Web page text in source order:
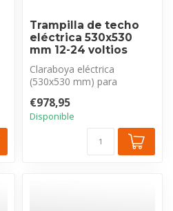
Trampilla de techo
eléctrica 530x530
mm 12-24 voltios
Claraboya eléctrica
(530x530 mm) para
Cúpula tintada pa...
€978,95
Disponible